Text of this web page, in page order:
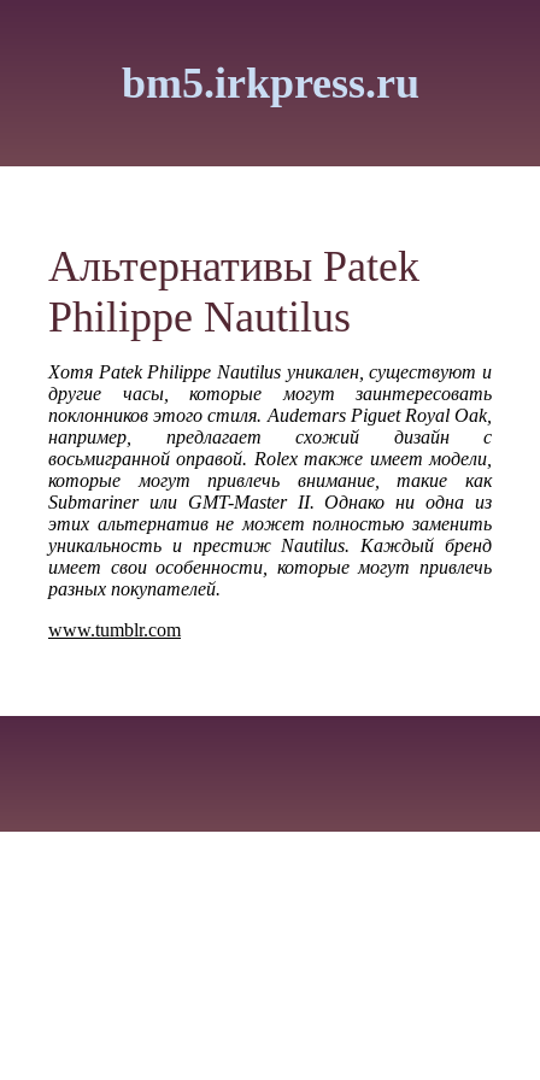
bm5.irkpress.ru
Альтернативы Patek
Philippe Nautilus
Хотя Patek Philippe Nautilus уникален, существуют и
другие часы, которые могут заинтересовать
поклонников этого стиля. Audemars Piguet Royal Oak,
например, предлагает схожий дизайн с
восьмигранной оправой. Rolex также имеет модели,
которые могут привлечь внимание, такие как
Submariner или GMT-Master II. Однако ни одна из
этих альтернатив не может полностью заменить
уникальность и престиж Nautilus. Каждый бренд
имеет свои особенности, которые могут привлечь
разных покупателей.
www.tumblr.com